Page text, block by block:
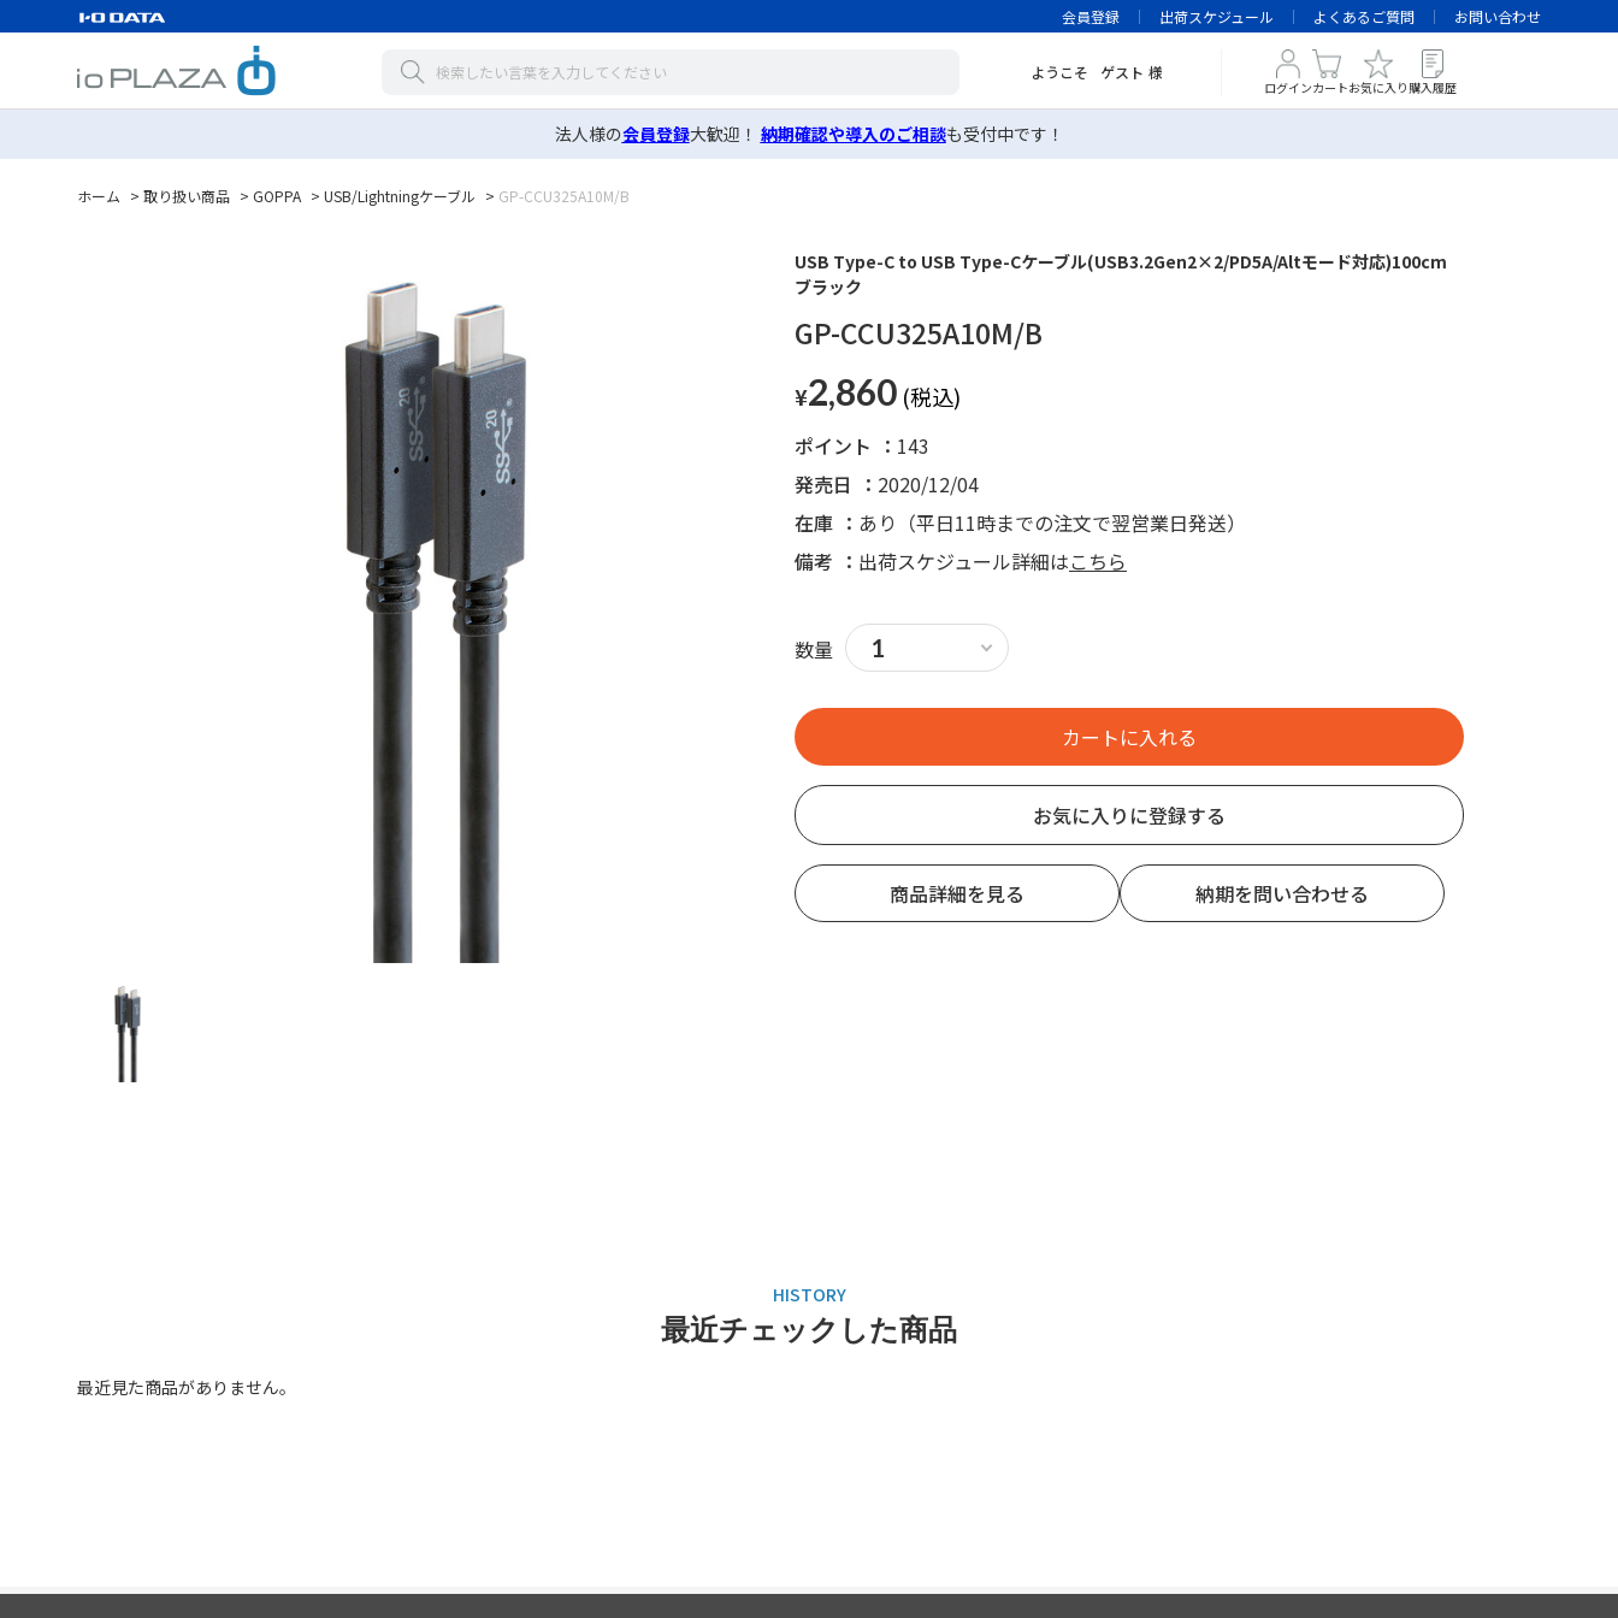
会員登録 出荷スケジュール よくあるご質問 お問い合わせ
ようこそ ゲスト 様
ログインカートお気に入り 購入履歴
法人様の会員登録大歓迎！ 納期確認や導入のご相談も受付中です！
ホーム > 取り扱い商品 > GOPPA > USB/Lightningケーブル > GP-CCU325A10M/B
USB Type-C to USB Type-Cケーブル(USB3.2Gen2×2/PD5A/Altモード対応)100cm
ブラック
GP-CCU325A10M/B
¥2,860
発売日 2020/12/04
ポイント 143
在庫
あり（平日11時までの注文で翌営業日発送）
備考
出荷スケジュール詳細はこちら
数量
お気に入りに登録する
商品詳細を見る 納期を問い合わせる
最近チェックした商品
最近見た商品がありません。